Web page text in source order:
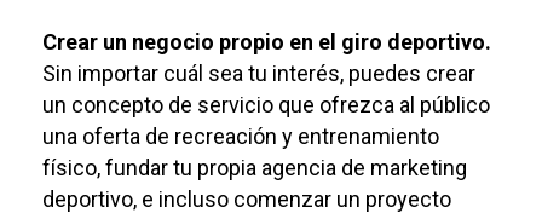
Crear un negocio propio en el giro deportivo.
Sin importar cuál sea tu interés, puedes crear
un concepto de servicio que ofrezca al público
una oferta de recreación y entrenamiento
físico, fundar tu propia agencia de marketing
deportivo, e incluso comenzar un proyecto